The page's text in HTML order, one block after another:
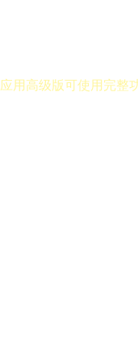
用高级版可使用完整